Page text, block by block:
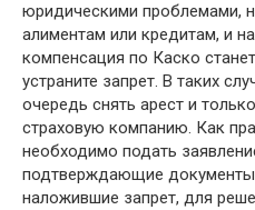
юридическими проблемами,
алиментам или кредитам, и
компенсация по Каско
устраните запрет. В таких
очередь снять арест и
страховую компанию. Как
необходимо подать
подтверждающие документы
наложившие запрет, для